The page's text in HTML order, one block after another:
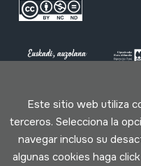
Condiciones de
Este sitio web utiliza
terceros. Selecciona la
navegar incluso su
algunas cookies haga